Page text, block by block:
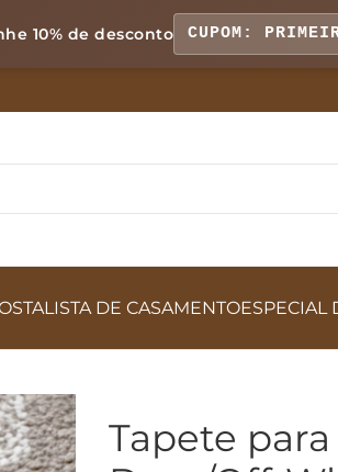
10% de desconto CUPOM:
LISTA DE CASAMENTOESPECIAL
Tapete